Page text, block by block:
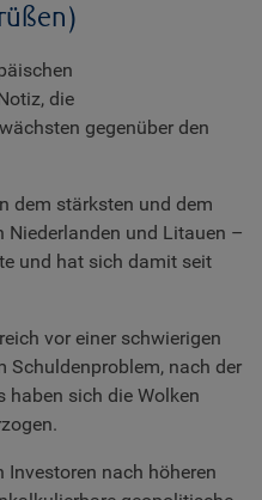
die
gegenüber den
dem stärksten und dem
und Litauen –
und hat sich damit seit
vor einer schwierigen
Schuldenproblem, nach der
haben sich die Wolken
nach höheren